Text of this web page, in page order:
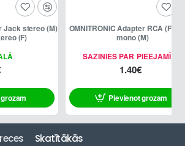
Jack stereo (M)
(F)
SAZINIES PAR PIEEJAMĪBU
OMNITRONIC Adapter RCA (F) /
mono (M)
1.40€
Pievienot grozam
Skatītākās